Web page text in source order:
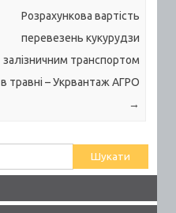
Розрахункова вартість
перевезень кукурудзи
залізничним транспортом
в травні – Укрвантаж АГРО
→